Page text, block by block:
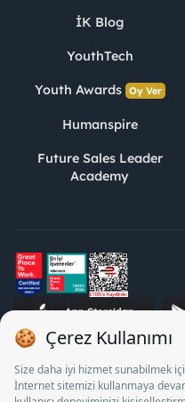
İK Blog
YouthTech
Youth Awards Oy Ver
Humanspire
Future Sales Leader
Academy
STJ İnsan Kaynakları